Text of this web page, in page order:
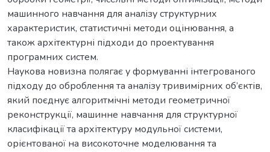
машинного навчання для аналізу структурних
характеристик, статистичні методи оцінювання, а
також архітектурні підходи до проектування
програмних систем.
Наукова новизна полягає у формуванні інтегрованого
підходу до оброблення та аналізу тривимірних об’єктів,
який поєднує алгоритмічні методи геометричної
реконструкції, машинне навчання для структурної
класифікації та архітектуру модульної системи,
орієнтованої на високоточне моделювання та